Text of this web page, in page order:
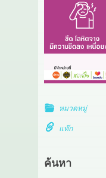
หมวดหมู่
แท๊ก
ค้นหา